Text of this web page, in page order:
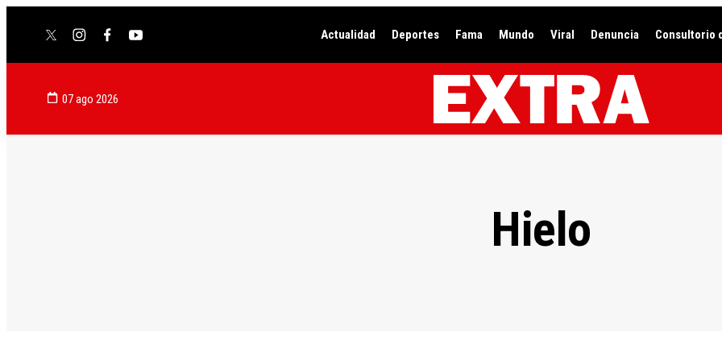
twitterinstagram
facebookyoutube Actualidad Deportes Fama Mundo Viral Denuncia Consultorio
07 ago 2026
Hielo